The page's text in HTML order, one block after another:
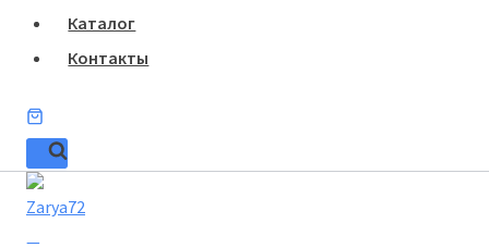
Каталог
Контакты